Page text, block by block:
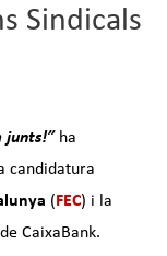
Sindicals
junts!” ha
candidatura
(FEC) i la
CaixaBank.